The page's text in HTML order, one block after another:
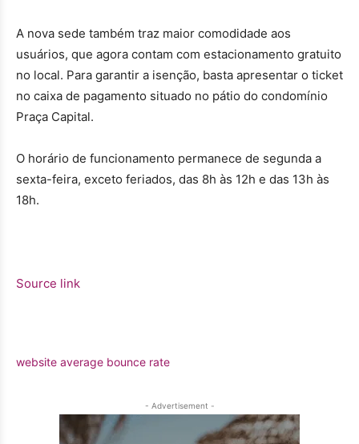
A nova sede também traz maior comodidade aos
usuários, que agora contam com estacionamento gratuito
no local. Para garantir a isenção, basta apresentar o ticket
no caixa de pagamento situado no pátio do condomínio
Praça Capital.
O horário de funcionamento permanece de segunda a
sexta-feira, exceto feriados, das 8h às 12h e das 13h às
18h.
Source link
website average bounce rate
- Advertisement -